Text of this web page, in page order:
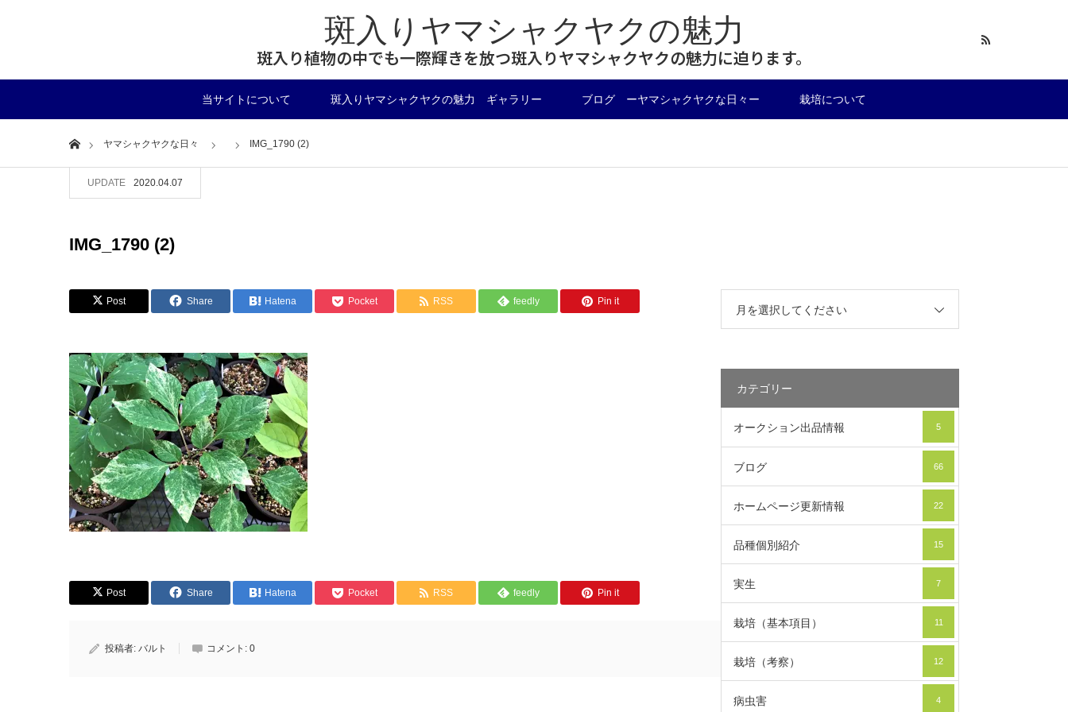
斑入りヤマシャクヤクの魅力
斑入り植物の中でも一際輝きを放つ斑入りヤマシャクヤクの魅力に迫ります。
当サイトについて 斑入りヤマシャクヤクの魅力 ギャラリー ブログ ーヤマシャクヤクな日々ー 栽培について
Homeヤマシャクヤクな日々 IMG_1790 (2)
UPDATE 2020.04.07
IMG_1790 (2)
Post Share Hatena Pocket RSS feedly Pin it
Post Share Hatena Pocket RSS feedly Pin it
投稿者: バルト コメント: 0
月を選択してください
カテゴリー
オークション出品情報 5
ブログ 66
ホームページ更新情報 22
品種個別紹介 15
実生 7
栽培（基本項目） 11
栽培（考察） 12
病虫害 4